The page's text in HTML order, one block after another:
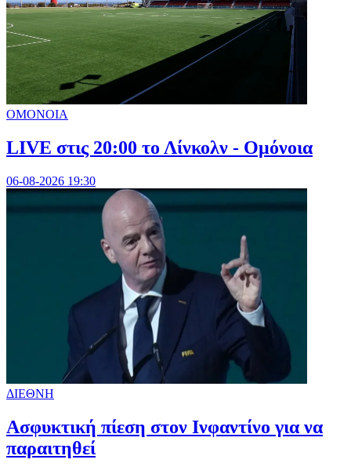
ΟΜΟΝΟΙΑ
LIVE στις 20:00 το Λίνκολν - Ομόνοια
06-08-2026 19:30
ΔΙΕΘΝΗ
Ασφυκτική πίεση στον Ινφαντίνο για να
παραιτηθεί